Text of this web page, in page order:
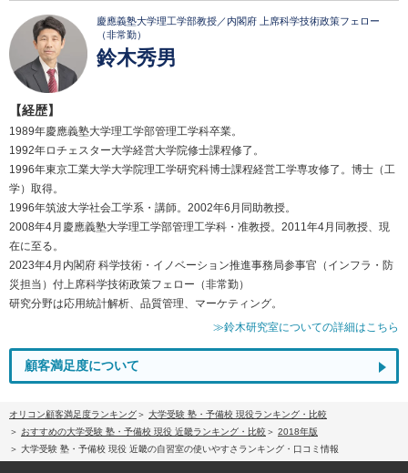
慶應義塾大学理工学部教授／内閣府 上席科学技術政策フェロー
（非常勤）
鈴木秀男
【経歴】
1989年慶應義塾大学理工学部管理工学科卒業。
1992年ロチェスター大学経営大学院修士課程修了。
1996年東京工業大学大学院理工学研究科博士課程経営工学専攻修了。博士（工
学）取得。
1996年筑波大学社会工学系・講師。2002年6月同助教授。
2008年4月慶應義塾大学理工学部管理工学科・准教授。2011年4月同教授、現
在に至る。
2023年4月内閣府 科学技術・イノベーション推進事務局参事官（インフラ・防
災担当）付上席科学技術政策フェロー（非常勤）
研究分野は応用統計解析、品質管理、マーケティング。
≫鈴木研究室についての詳細はこちら
顧客満足度について
オリコン顧客満足度ランキング
大学受験 塾・予備校 現役ランキング・比較
おすすめの大学受験 塾・予備校 現役 近畿ランキング・比較
2018年版
大学受験 塾・予備校 現役 近畿の自習室の使いやすさランキング・口コミ情報